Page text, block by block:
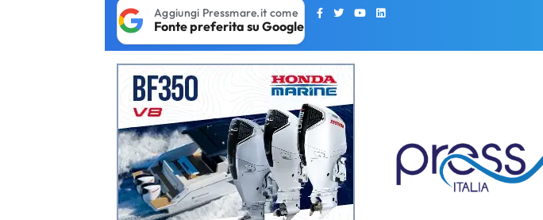
Aggiungi Pressmare.it come
Fonte preferita su Google